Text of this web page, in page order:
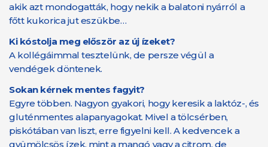
akik azt mondogatták, hogy nekik a balatoni nyárról a
főtt kukorica jut eszükbe…
Ki kóstolja meg először az új ízeket?
A kollégáimmal tesztelünk, de persze végül a
vendégek döntenek.
Sokan kérnek mentes fagyit?
Egyre többen. Nagyon gyakori, hogy keresik a laktóz-, és
gluténmentes alapanyagokat. Mivel a tölcsérben,
piskótában van liszt, erre figyelni kell. A kedvencek a
gyümölcsös ízek, mint a mangó vagy a citrom, de